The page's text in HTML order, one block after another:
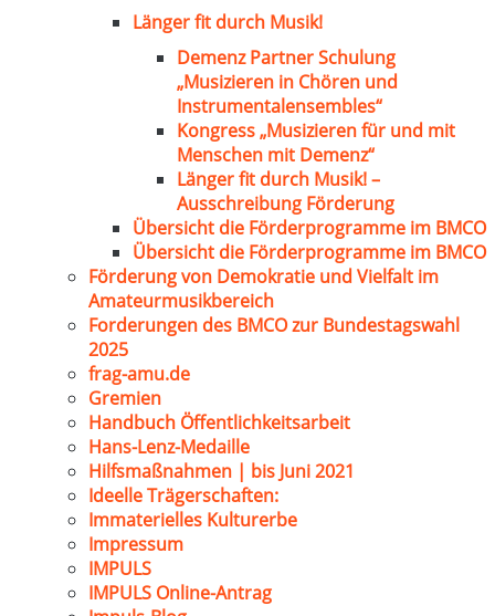
Länger fit durch Musik!
Demenz Partner Schulung
„Musizieren in Chören und
Instrumentalensembles“
Kongress „Musizieren für und mit
Menschen mit Demenz“
Länger fit durch Musik! –
Ausschreibung Förderung
Übersicht die Förderprogramme im BMCO
Übersicht die Förderprogramme im BMCO
Förderung von Demokratie und Vielfalt im
Amateurmusikbereich
Forderungen des BMCO zur Bundestagswahl
2025
frag-amu.de
Gremien
Handbuch Öffentlichkeitsarbeit
Hans-Lenz-Medaille
Hilfsmaßnahmen | bis Juni 2021
Ideelle Trägerschaften:
Immaterielles Kulturerbe
Impressum
IMPULS
IMPULS Online-Antrag